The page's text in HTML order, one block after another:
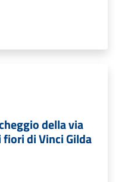
della via
fiori di Vinci Gilda